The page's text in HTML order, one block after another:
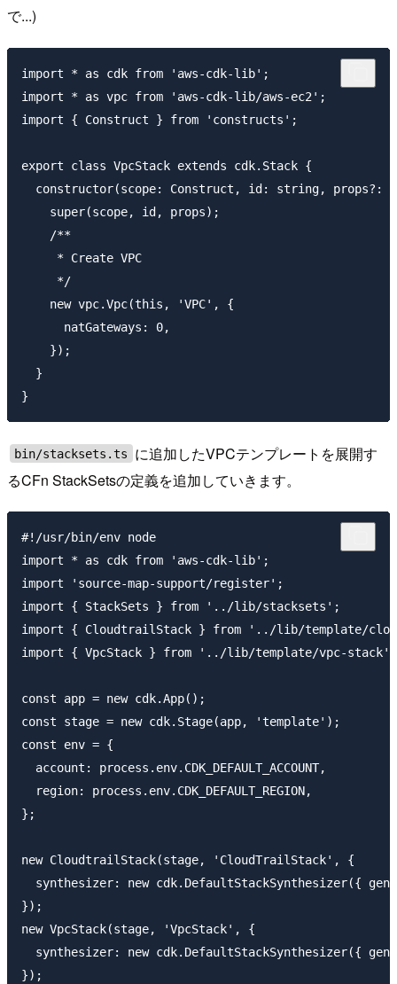
で...)
import * as cdk from 'aws-cdk-lib';
import * as vpc from 'aws-cdk-lib/aws-ec2';
import { Construct } from 'constructs';
export class VpcStack extends cdk.Stack {
constructor(scope: Construct, id: string, props?:
    super(scope, id, props);
    /**
     * Create VPC
     */
    new vpc.Vpc(this, 'VPC', {
      natGateways: 0,
    });
  }
bin/stacksets.ts
に追加したVPCテンプレートを展開す
るCFn StackSetsの定義を追加していきます。
#!/usr/bin/env node
import * as cdk from 'aws-cdk-lib';
import 'source-map-support/register';
import { StackSets } from '../lib/stacksets';
import { CloudtrailStack } from '../lib/template/
import { VpcStack } from '../lib/template/vpc-stack';
const app = new cdk.App();
const stage = new cdk.Stage(app, 'template');
const env = {
  account: process.env.CDK_DEFAULT_ACCOUNT,
  region: process.env.CDK_DEFAULT_REGION,
};
new CloudtrailStack(stage, 'CloudTrailStack', {
synthesizer: new cdk.DefaultStackSynthesizer({
});
new VpcStack(stage, 'VpcStack', {
synthesizer: new cdk.DefaultStackSynthesizer({
});